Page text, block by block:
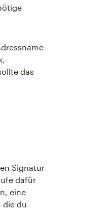
das
Signatur
dafür
eine
die du